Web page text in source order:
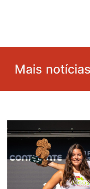
Mais notícias